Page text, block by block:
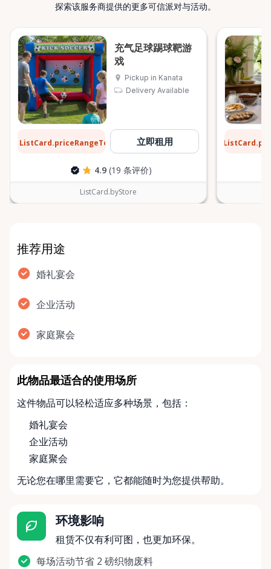
探索该服务商提供的更多可信派对与活动。
充气足球踢球靶游
戏
Pickup in Kanata
Delivery Available
ListCard.priceRangeTo 立即租用
4.9 (19 条评价)
ListCard.byStore
推荐用途
婚礼宴会
企业活动
家庭聚会
此物品最适合的使用场所
这件物品可以轻松适应多种场景，包括：
婚礼宴会
企业活动
家庭聚会
无论您在哪里需要它，它都能随时为您提供帮助。
环境影响
租赁不仅有利可图，也更加环保。
每场活动节省 2 磅织物废料